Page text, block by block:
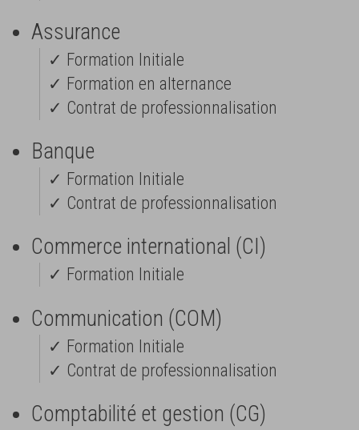
Assurance
✓ Formation Initiale
✓ Formation en alternance
✓ Contrat de professionnalisation
Banque
✓ Formation Initiale
✓ Contrat de professionnalisation
Commerce international (CI)
✓ Formation Initiale
Communication (COM)
✓ Formation Initiale
✓ Contrat de professionnalisation
Comptabilité et gestion (CG)